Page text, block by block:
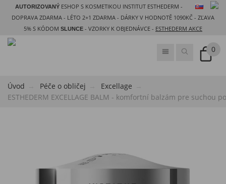
AUTORIZOVANÝ ESHOP S KOSMETIKOU INSTITUT ESTHEDERM -
DOPRAVA ZDARMA - LÉTO 2+1 ZDARMA - DÁRKY V HODNOTĚ 1090KČ - ZĽAVA
5% S KÓDOM SLUNCE - VZORKY K OBJEDNÁVCE - ESTHEDERM AKCE
0
Úvod Péče o obličej
Excellage
ESTHEDERM EXCELLAGE BALM - komfortní balzám pre suchou